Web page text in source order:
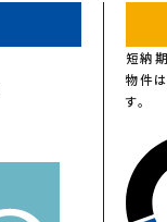
短納
物件
す。